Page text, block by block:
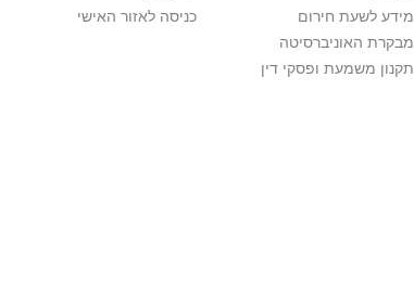
מידע לשעת חירום
מבקרת האוניברסיטה
תקנון משמעת ופסקי דין
כניסה לאזור האישי